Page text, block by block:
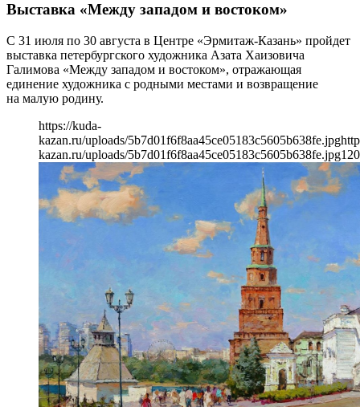
Выставка «Между западом и востоком»
С 31 июля по 30 августа в Центре «Эрмитаж-Казань» пройдет
выставка петербургского художника Азата Хаизовича
Галимова «Между западом и востоком», отражающая
единение художника с родными местами и возвращение
на малую родину.
https://kuda-
kazan.ru/uploads/5b7d01f6f8aa45ce05183c5605b638fe.jpg
kazan.ru/uploads/5b7d01f6f8aa45ce05183c5605b638fe.jpg